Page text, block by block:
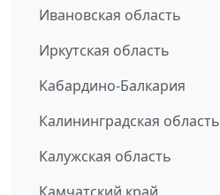
Ивановская область
Иркутская область
Кабардино-Балкария
Калининградская область
Калужская область